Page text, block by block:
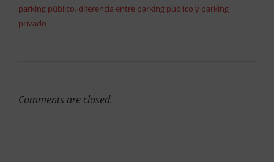
parking público, diferencia entre parking público y parking
privado
Comments are closed.